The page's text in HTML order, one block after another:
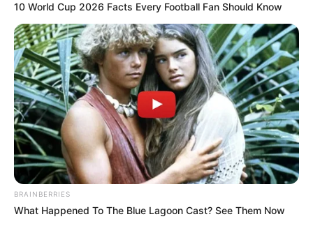
Tarantino’s Latest Effort Will Probably Be His Best To
Date
BRAINBERRIES
10 World Cup 2026 Facts Every Football Fan Should Know
BRAINBERRIES
What Happened To The Blue Lagoon Cast? See Them Now